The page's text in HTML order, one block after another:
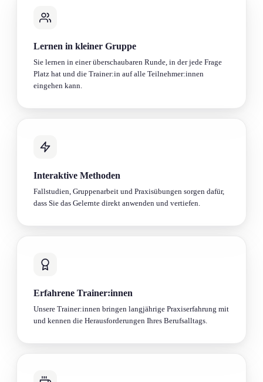
Lernen in kleiner Gruppe
Sie lernen in einer überschaubaren Runde, in der jede Frage
Platz hat und die Trainer:in auf alle Teilnehmer:innen
eingehen kann.
Interaktive Methoden
Fallstudien, Gruppenarbeit und Praxisübung­en sorgen dafür,
dass Sie das Gelernte direkt anwenden und vertiefen.
Erfahrene Trainer:innen
Unsere Trainer:innen bringen langjährige Praxiserfahrung mit
und kennen die Herausforderung­en Ihres Berufsalltags.